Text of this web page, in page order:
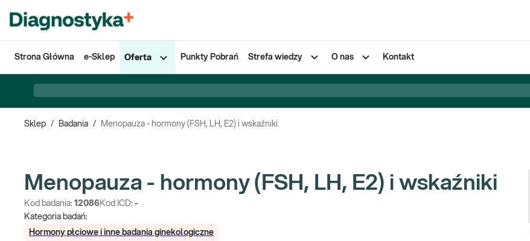
Strona Główna e-Sklep Oferta Punkty Pobrań Strefa wiedzy O nas Kontakt
Sklep / Badania /
Menopauza - hormony (FSH, LH, E2) i wskaźniki
Menopauza - hormony (FSH, LH, E2) i wskaźniki
Kod badania: 12086Kod ICD: -
Kategoria badań:
Hormony płciowe i inne badania ginekologiczne